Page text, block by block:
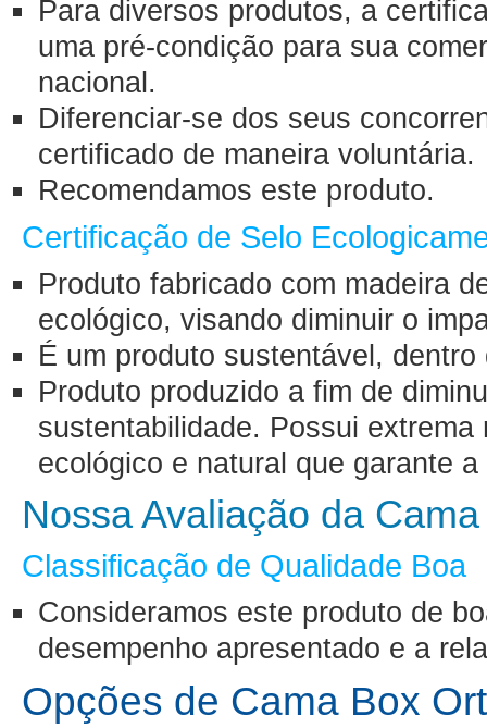
Para diversos produtos, a
uma pré-condição para sua
nacional.
Diferenciar-se dos seus
certificado de maneira voluntária.
Recomendamos este produto.
Certificação de Selo
Produto fabricado com madeira
ecológico, visando diminuir o
É um produto sustentável,
Produto produzido a fim de
sustentabilidade. Possui
ecológico e natural que garante
Nossa Avaliação da
Classificação de Qualidade Boa
Consideramos este produto de
desempenho apresentado e a
Opções de Cama Box